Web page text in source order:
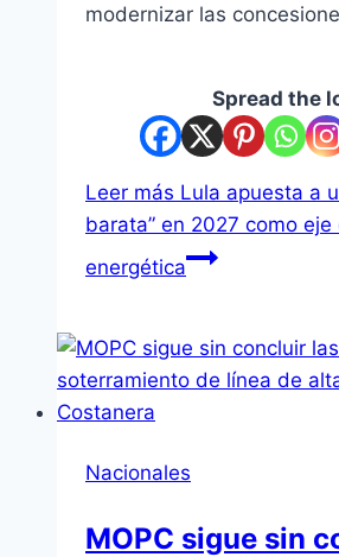
modernizar las
Spread the
Leer más Lula apuesta a
barata” en 2027 como
energética
Nacionales
MOPC sigue sin